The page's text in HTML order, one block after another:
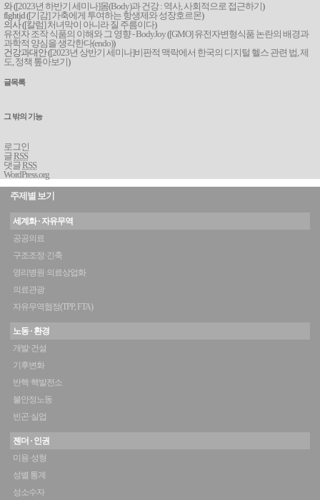
와 ([2023년 하반기 세미나]몸(Body)과 건강 : 역사, 사회적으로 접근하기 )
flghtjd ([기감] 가축에게 투여하는 항생제와 성장호르몬)
의사 ([칼럼] 처녀막이 아니라 질 주름이다)
유전자 조작 식품의 이해와 그 영향 - BodyJoy([GMO] 유전자변형식품 논란의 배경과
과학적 양심을 생각한다(endo))
건강과대안 ([2023년 상반기 세미나]비판적 맥락에서 한국의 디지털 헬스 관련 법, 제
도, 정책 톺아보기 )
글목록
그 밖의 기능
로그인
글RSS
댓글RSS
WordPress.org
주제별 보기
세계화 · 자유무역
공공의료
구조조정·긴축
영리병원·의료상업화
의료관광
자유무역협정(TPP, FTA)
노동 · 환경
개발·건설
기후변화
반핵·핵발전소
불안정노동
빈곤·실업
젠더 · 인권
미용·성형
성별 통계
성소수자